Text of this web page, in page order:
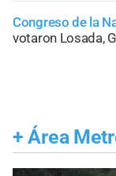
Congreso de la
votaron Losada,
+ Área